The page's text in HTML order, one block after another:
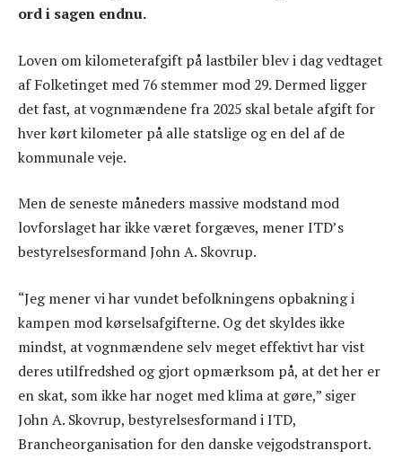
ord i sagen endnu.
Loven om kilometerafgift på lastbiler blev i dag vedtaget
af Folketinget med 76 stemmer mod 29. Dermed ligger
det fast, at vognmændene fra 2025 skal betale afgift for
hver kørt kilometer på alle statslige og en del af de
kommunale veje.
Men de seneste måneders massive modstand mod
lovforslaget har ikke været forgæves, mener ITD’s
bestyrelsesformand John A. Skovrup.
“Jeg mener vi har vundet befolkningens opbakning i
kampen mod kørselsafgifterne. Og det skyldes ikke
mindst, at vognmændene selv meget effektivt har vist
deres utilfredshed og gjort opmærksom på, at det her er
en skat, som ikke har noget med klima at gøre,” siger
John A. Skovrup, bestyrelsesformand i ITD,
Brancheorganisation for den danske vejgodstransport.